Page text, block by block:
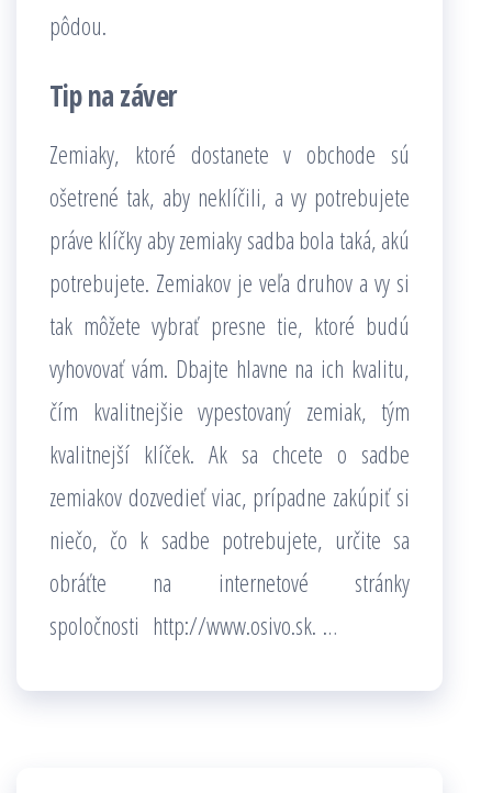
pôdou.
Tip na záver
Zemiaky, ktoré dostanete v obchode sú
ošetrené tak, aby neklíčili, a vy potrebujete
práve klíčky aby zemiaky sadba bola taká, akú
potrebujete. Zemiakov je veľa druhov a vy si
tak môžete vybrať presne tie, ktoré budú
vyhovovať vám. Dbajte hlavne na ich kvalitu,
čím kvalitnejšie vypestovaný zemiak, tým
kvalitnejší klíček. Ak sa chcete o sadbe
zemiakov dozvedieť viac, prípadne zakúpiť si
niečo, čo k sadbe potrebujete, určite sa
obráťte na internetové stránky
spoločnosti http://www.osivo.sk. …